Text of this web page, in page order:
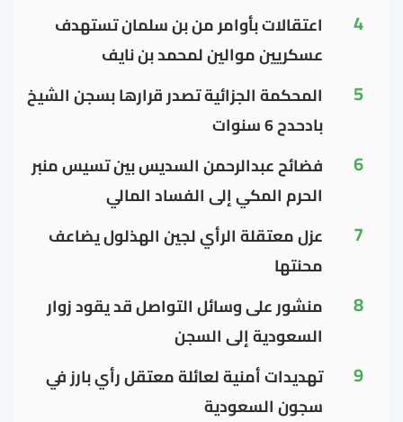
4
اعتقالات بأوامر من بن سلمان تستهدف
عسكريين موالين لمحمد بن نايف
5
المحكمة الجزائية تصدر قرارها بسجن الشيخ
بادحدح 6 سنوات
6
فضائح عبدالرحمن السديس بين تسيس منبر
الحرم المكي إلى الفساد المالي
7
عزل معتقلة الرأي لجين الهذلول يضاعف
محنتها
8
منشور على وسائل التواصل قد يقود زوار
السعودية إلى السجن
9
تهديدات أمنية لعائلة معتقل رأي بارز في
سجون السعودية